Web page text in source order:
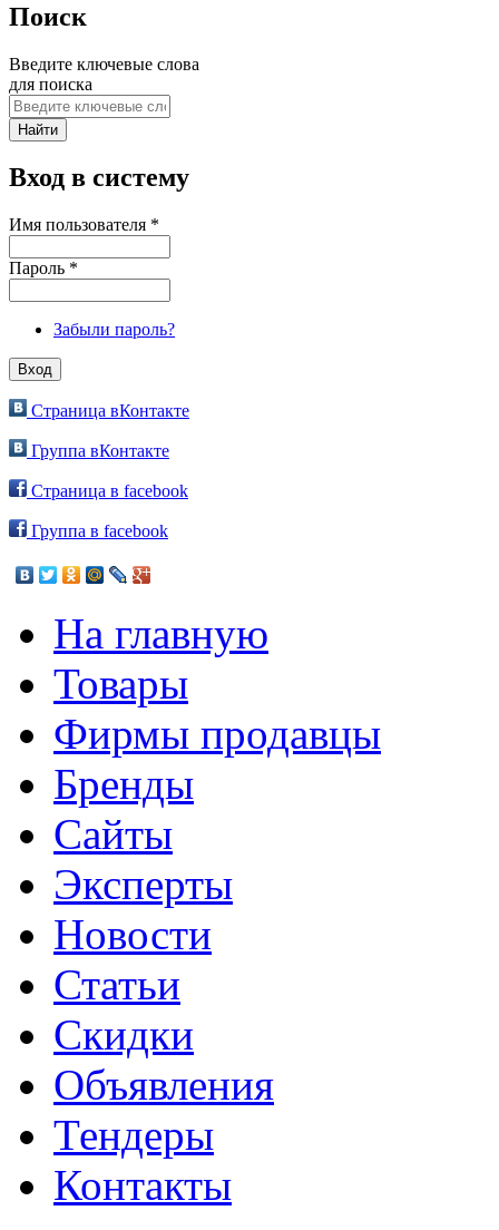
Поиск
Введите ключевые слова
для поиска
Вход в систему
Имя пользователя *
Пароль *
Забыли пароль?
Страница вКонтакте
Группа вКонтакте
Страница в facebook
Группа в facebook
На главную
Товары
Фирмы продавцы
Бренды
Сайты
Эксперты
Новости
Статьи
Скидки
Объявления
Тендеры
Контакты